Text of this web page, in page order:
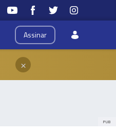
Assinar
×
PUB